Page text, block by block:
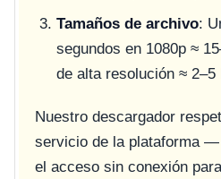
Tamaños de archivo:
segundos en 1080p ≈
de alta resolución ≈ 2–5
Nuestro descargador
servicio de la plataforma
el acceso sin conexión